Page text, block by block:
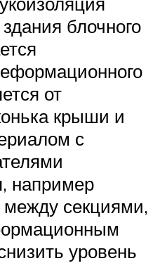
блочного
от
крыши и
с
например
секциями,
уровень